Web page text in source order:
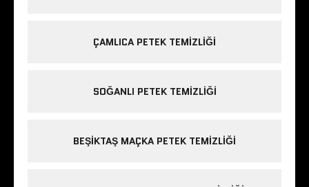
ÇAMLICA PETEK TEMIZLIĞI
SOĞANLI PETEK TEMIZLIĞI
BEŞIKTAŞ MAÇKA PETEK TEMIZLIĞI